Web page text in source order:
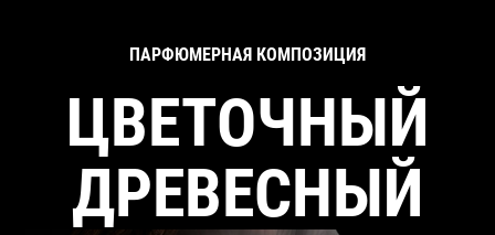
ПАРФЮМЕРНАЯ КОМПОЗИЦИЯ
ЦВЕТОЧНЫЙ
ДРЕВЕСНЫЙ